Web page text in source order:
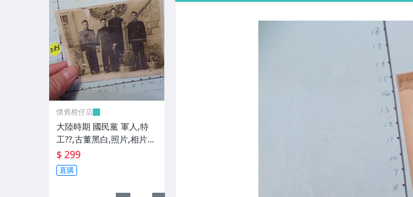
懷舊柑仔店
大陸時期 國民黨 軍人,特
工??,古董黑白,照片,相片
(老兵民國38年從大陸帶來
台灣的) **稀少品6
$ 299
直購